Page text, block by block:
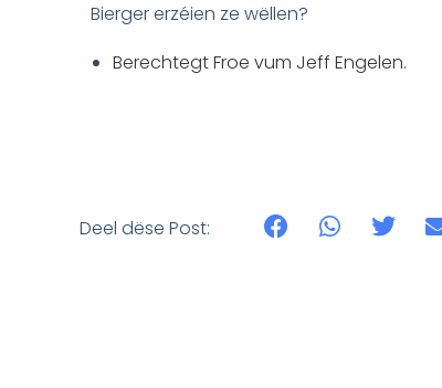
Bierger erzéien ze wëllen?
Berechtegt Froe vum Jeff Engelen.
Deel dëse Post: